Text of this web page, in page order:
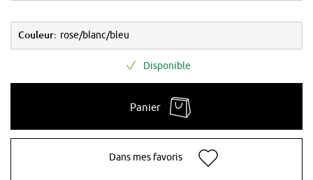
Couleur: rose/blanc/bleu
Disponible
Panier
Dans mes favoris